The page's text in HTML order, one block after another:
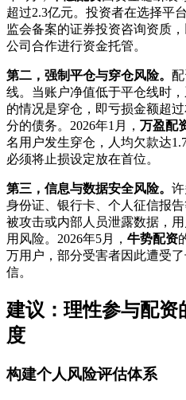
超过2.3亿元。投资者在选择平
监会备案的证券投资咨询资质
公司合作进行资金托管。
第二，强制平仓与穿仓风险。
线。当账户净值低于平仓线时
的情况是穿仓，即亏损金额超
分的债务。2026年1月， 万盈配
名用户发生穿仓，人均欠款达
必须将止损设定放在首位。
第三，信息与数据安全风险。
身份证、银行卡、个人征信报
被攻击或内部人员泄露数据，
用风险。2026年5月， 牛势配资
万用户，部分受害者因此遭受
信。
建议：理性参与配资
度
构建个人风险评估体系